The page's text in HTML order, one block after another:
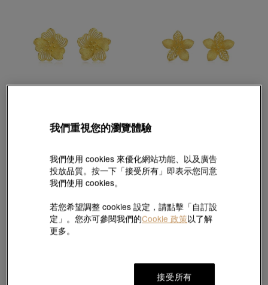
生生有囍
9折 2件或以上97折
我們重視您的瀏覽體驗
我們使用 cookies 來優化網站功能、以及廣告
投放品質。按一下「接受所有」即表示您同意
我們使用 cookies。
若您希望調整 cookies 設定，請點擊「自訂設
定」。您亦可參閱我們的Cookie 政策以了解
更多。
接受所有